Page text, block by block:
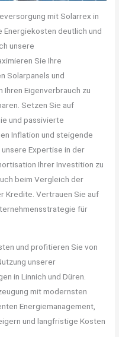
mit Solarrex in
Energiekosten deutlich und
unsere
Sie Ihre
Solarpanels und
Ihren Eigenverbrauch zu
Setzen Sie auf
und passivierte
Inflation und steigende
Expertise in der
Ihrer Investition zu
beim Vergleich der
Kredite. Vertrauen Sie auf
für
und profitieren Sie von
unserer
in Linnich und Düren.
mit modernsten
Energiemanagement,
und langfristige Kosten